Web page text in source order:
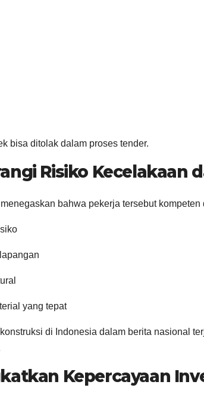
bisa ditolak dalam proses tender.
Risiko Kecelakaan
bahwa pekerja tersebut kompeten
yang tepat
di Indonesia dalam berita nasional
Kepercayaan